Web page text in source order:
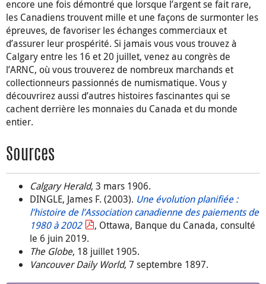
encore une fois démontré que lorsque l’argent se fait rare,
les Canadiens trouvent mille et une façons de surmonter les
épreuves, de favoriser les échanges commerciaux et
d’assurer leur prospérité. Si jamais vous vous trouvez à
Calgary entre les 16 et 20 juillet, venez au congrès de
l’ARNC, où vous trouverez de nombreux marchands et
collectionneurs passionnés de numismatique. Vous y
découvrirez aussi d’autres histoires fascinantes qui se
cachent derrière les monnaies du Canada et du monde
entier.
Sources
Calgary Herald, 3 mars 1906.
DINGLE, James F. (2003). Une évolution planifiée :
l’histoire de l’Association canadienne des paiements de
1980 à 2002
, Ottawa, Banque du Canada, consulté
le 6 juin 2019.
The Globe, 18 juillet 1905.
Vancouver Daily World, 7 septembre 1897.